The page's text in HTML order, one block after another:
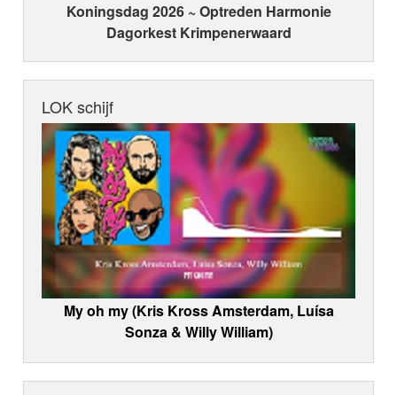
Koningsdag 2026 ~ Optreden Harmonie
Dagorkest Krimpenerwaard
LOK schijf
My oh my (Kris Kross Amsterdam, Luísa
Sonza & Willy William)